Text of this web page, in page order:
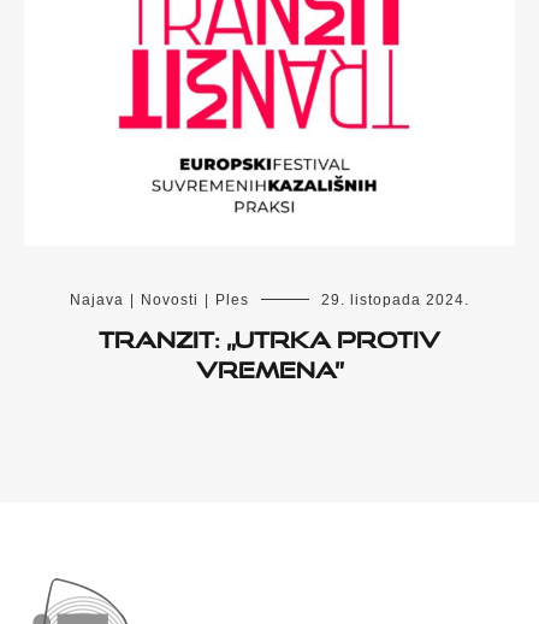
Najava | Novosti | Ples 29. listopada 2024.
TranziT: „Utrka protiv
vremena”